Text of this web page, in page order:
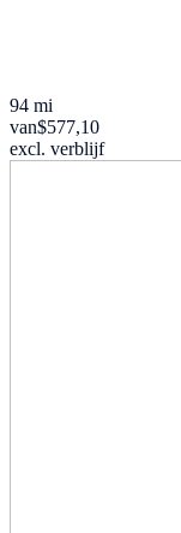
94 mi
van$577,10
excl. verblijf